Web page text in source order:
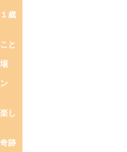
歳
と
ン
し
跡